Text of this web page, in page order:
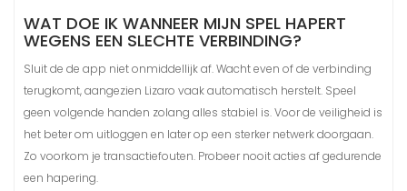
WAT DOE IK WANNEER MIJN SPEL HAPERT
WEGENS EEN SLECHTE VERBINDING?
Sluit de de app niet onmiddellijk af. Wacht even of de verbinding
terugkomt, aangezien Lizaro vaak automatisch herstelt. Speel
geen volgende handen zolang alles stabiel is. Voor de veiligheid is
het beter om uitloggen en later op een sterker netwerk doorgaan.
Zo voorkom je transactiefouten. Probeer nooit acties af gedurende
een hapering.